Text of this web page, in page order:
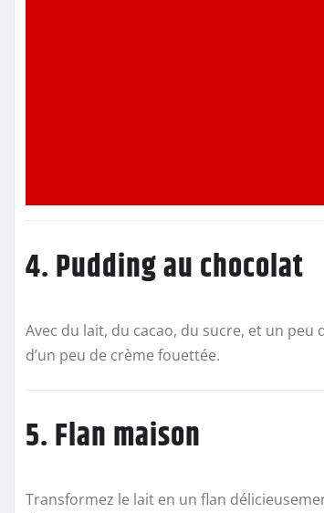
4. Pudding au chocolat
Avec du lait, du cacao, du sucre, et un
d’un peu de crème fouettée.
5. Flan maison
Transformez le lait en un flan